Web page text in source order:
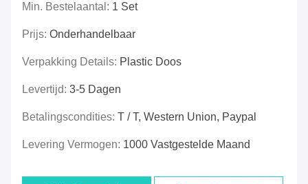
Min. Bestelaantal: 1 Set
Prijs: Onderhandelbaar
Verpakking Details: Plastic Doos
Levertijd: 3-5 Dagen
Betalingscondities: T / T, Western Union, Paypal
Levering Vermogen: 1000 Vastgestelde Maand